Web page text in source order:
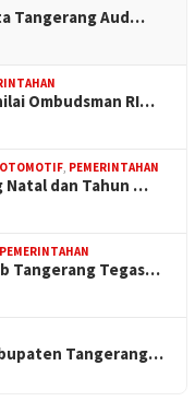
Tangerang Aud…
Ombudsman RI…
OTOMOTIF PEMERINTAHAN
Natal dan Tahun …
PEMERINTAHAN
Tangerang Tegas…
Tangerang…